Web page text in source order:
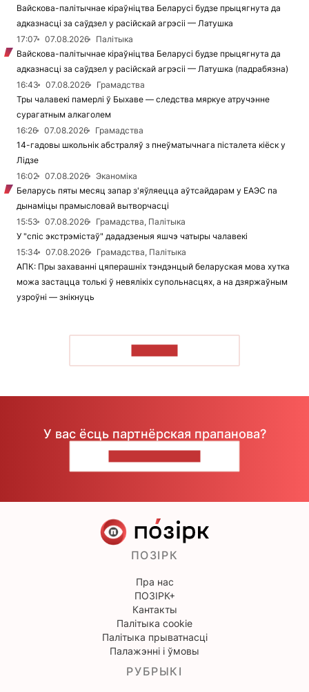
Вайскова-палітычнае кіраўніцтва Беларусі будзе прыцягнута да
адказнасці за саўдзел у расійскай агрэсіі — Латушка
17:07
07.08.2026
Палітыка
Вайскова-палітычнае кіраўніцтва Беларусі будзе прыцягнута да
адказнасці за саўдзел у расійскай агрэсіі — Латушка (падрабязна)
16:43
07.08.2026
Грамадства
Тры чалавекі памерлі ў Быхаве — следства мяркуе атручэнне
сурагатным алкаголем
16:26
07.08.2026
Грамадства
14-гадовы школьнік абстраляў з пнеўматычнага пісталета кіёск у
Лідзе
16:02
07.08.2026
Эканоміка
Беларусь пяты месяц запар з'яўляецца аўтсайдарам у ЕАЭС па
дынаміцы прамысловай вытворчасці
15:53
07.08.2026
Грамадства, Палітыка
У "спіс экстрэмістаў" дададзеныя яшчэ чатыры чалавекі
15:34
07.08.2026
Грамадства, Палітыка
АПК: Пры захаванні цяперашніх тэндэнцый беларуская мова хутка
можа застацца толькі ў невялікіх супольнасцях, а на дзяржаўным
узроўні — знікнуць
У вас ёсць партнёрская прапанова?
ПОЗІРК
Пра нас
ПОЗІРК+
Кантакты
Палітыка cookie
Палітыка прыватнасці
Палажэнні і ўмовы
РУБРЫКІ